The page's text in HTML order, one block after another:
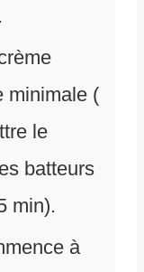
minimale (
le
batteurs
min).
à